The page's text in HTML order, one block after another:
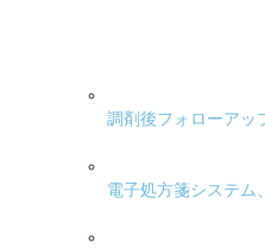
調剤後フォローアッ
電子処方箋システム